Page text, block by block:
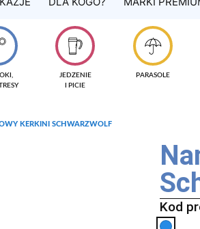
JEDZENIE
I PICIE
PARASOLE
KERKINI SCHWARZWOLF
Kod